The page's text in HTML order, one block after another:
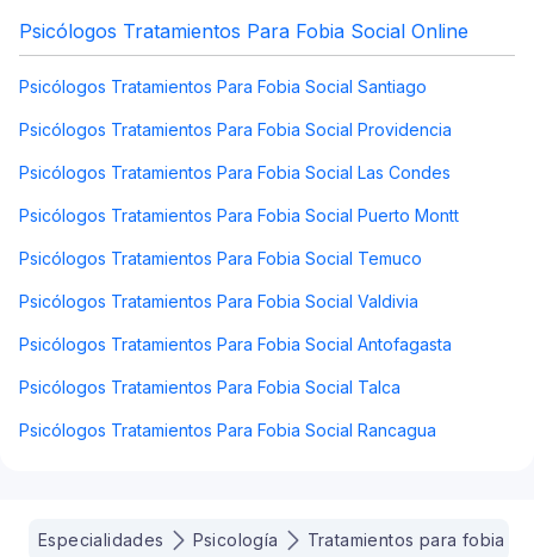
Psicólogos Tratamientos Para Fobia Social Online
Psicólogos Tratamientos Para Fobia Social Santiago
Psicólogos Tratamientos Para Fobia Social Providencia
Psicólogos Tratamientos Para Fobia Social Las Condes
Psicólogos Tratamientos Para Fobia Social Puerto Montt
Psicólogos Tratamientos Para Fobia Social Temuco
Psicólogos Tratamientos Para Fobia Social Valdivia
Psicólogos Tratamientos Para Fobia Social Antofagasta
Psicólogos Tratamientos Para Fobia Social Talca
Psicólogos Tratamientos Para Fobia Social Rancagua
Especialidades Psicología Tratamientos para fobia